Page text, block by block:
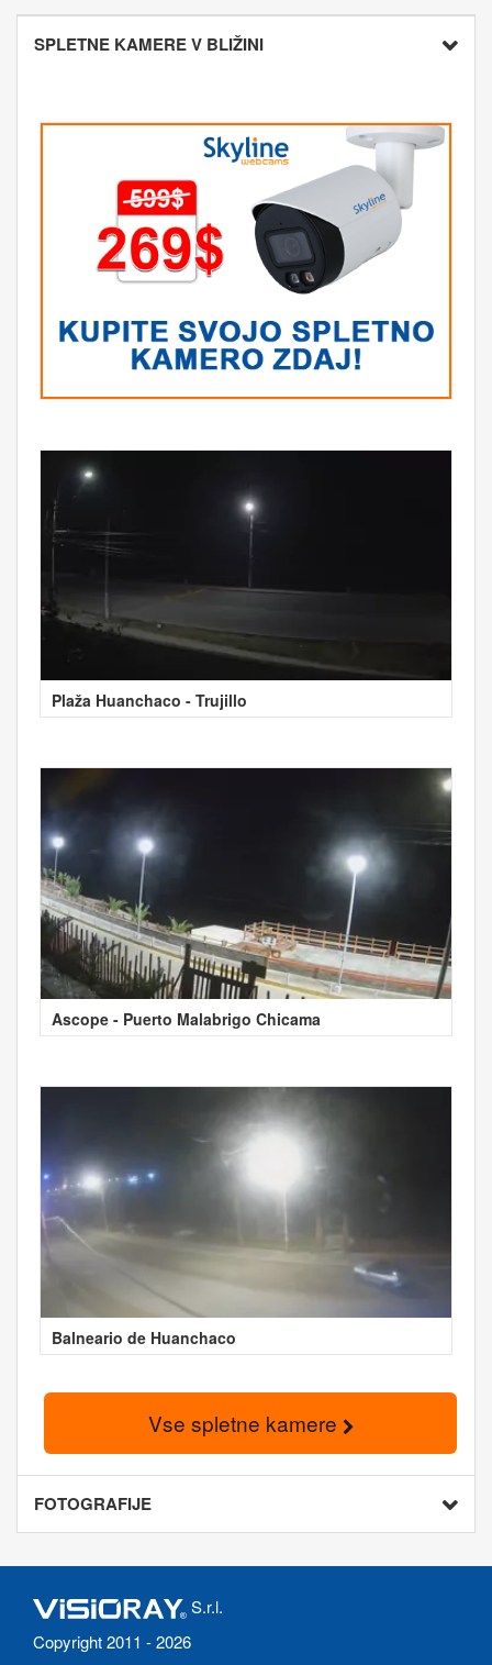
SPLETNE KAMERE V BLIŽINI
Plaža Huanchaco - Trujillo
Ascope - Puerto Malabrigo Chicama
Balneario de Huanchaco
Vse spletne kamere
FOTOGRAFIJE
S.r.l.
Copyright 2011 - 2026